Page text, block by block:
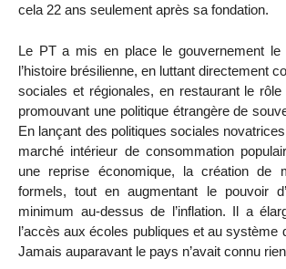
cela 22 ans seulement après sa fondation.
Le PT a mis en place le gouvernement le
l’histoire brésilienne, en luttant directement
sociales et régionales, en restaurant le rôle
promouvant une politique étrangère de
En lançant des politiques sociales
marché intérieur de consommation
une reprise économique, la création de
formels, tout en augmentant le pouvoir
minimum au-dessus de l’inflation. Il a
l’accès aux écoles publiques et au système
Jamais auparavant le pays n’avait connu